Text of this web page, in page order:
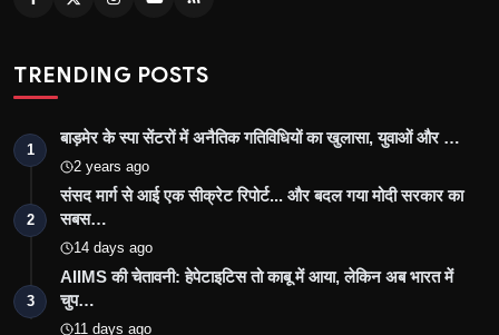
TRENDING POSTS
1
बाड़मेर के स्पा सेंटरों में अनैतिक गतिविधियों का खुलासा, युवाओं और …
2 years ago
2
संसद मार्ग से आई एक सीक्रेट रिपोर्ट... और बदल गया मोदी सरकार का
सबस…
14 days ago
3
AIIMS की चेतावनी: हेपेटाइटिस तो काबू में आया, लेकिन अब भारत में
चुप…
11 days ago